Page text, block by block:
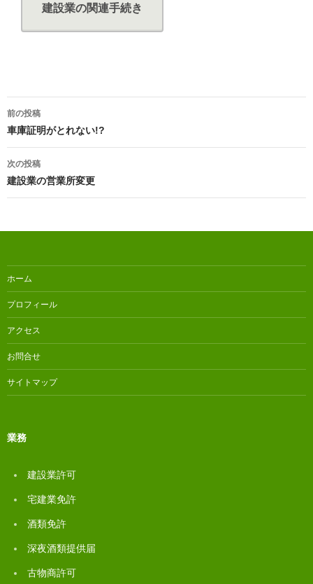
建設業の関連手続き
投
稿
ナ
ビ
ー
ョ
ン
前の投稿
車庫証明がとれない!?
次の投稿
建設業の営業所変更
ホーム
プロフィール
アクセス
お問合せ
サイトマップ
業務
建設業許可
宅建業免許
酒類免許
深夜酒類提供届
古物商許可